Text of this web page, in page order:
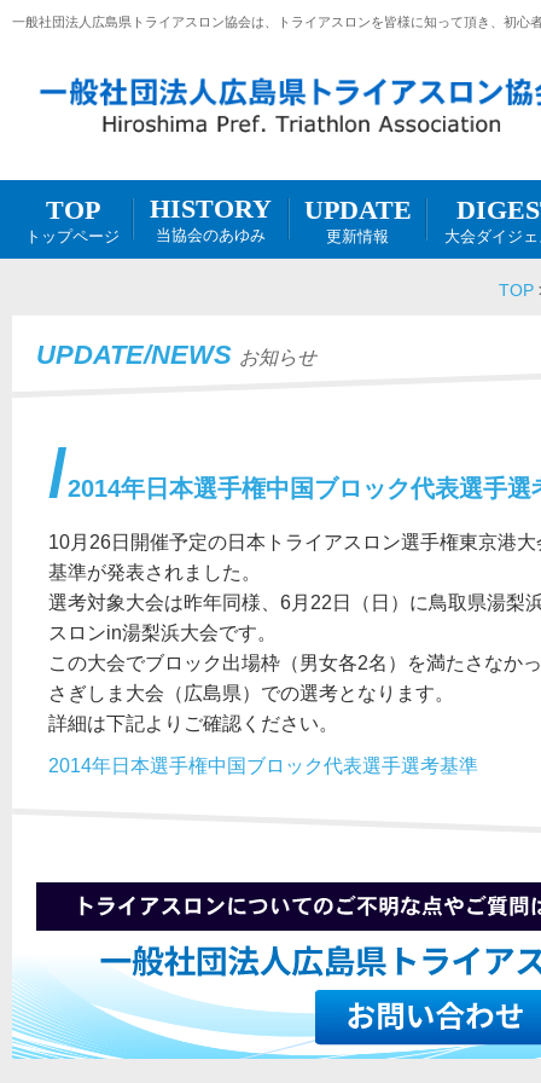
一般社団法人広島県トライアスロン協会は、トライアスロンを皆様に知って頂き、初心
TOP
トップページ
HISTORY
当協会のあゆみ
UPDATE
更新情報 大会ダイジ
TOP
UPDATE/NEWS お知らせ
2014年日本選手権中国ブロック代表選手選
10月26日開催予定の日本トライアスロン選手権東京港
基準が発表されました。
選考対象大会は昨年同様、6月22日（日）に鳥取県湯梨
スロンin湯梨浜大会です。
この大会でブロック出場枠（男女各2名）を満たさなか
さぎしま大会（広島県）での選考となります。
詳細は下記よりご確認ください。
2014年日本選手権中国ブロック代表選手選考基準